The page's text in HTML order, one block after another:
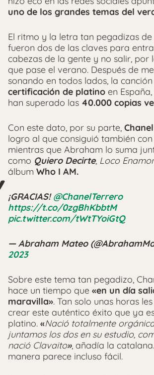
uno de los grandes temas del
El ritmo y la letra tan pegadizas de
fueron dos de las claves para
cabezas de la gente y no salir, por
que pase el verano. Después de
sonando en todos lados, la
certificación de platino en
han superado las 40.000 copias
Con este dato, por su parte, Chanel
logro al que consiguió también con
mientras que Abraham lo suma
como Quiero Decirte, Loco
álbum Who I AM.
¡GRACIAS!@ChanelTerrero
https://t.co/0zgBhKbbtM
pic.twitter.com/tWtTYoiGtQ
— Abraham Mateo
2023
Sobre este tema tan pegadizo,
hace un tiempo que «en un día
maravilla». Tan solo unas horas
crear este auténtico éxito que ya
platino. «Nació totalmente
juntamos los dos en su estudio,
nació Clavaito», añadía la
manera parece incluso fácil.